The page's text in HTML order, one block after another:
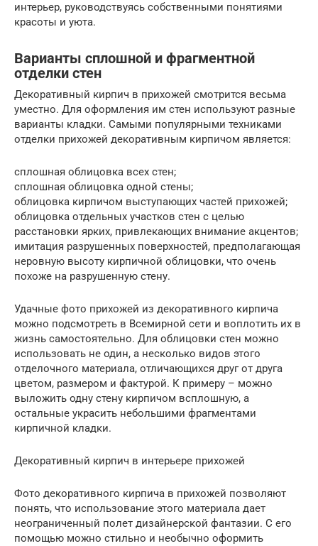
интерьер, руководствуясь собственными понятиями
красоты и уюта.
Варианты сплошной и фрагментной
отделки стен
Декоративный кирпич в прихожей смотрится весьма
уместно. Для оформления им стен используют разные
варианты кладки. Самыми популярными техниками
отделки прихожей декоративным кирпичом является:
сплошная облицовка всех стен;
сплошная облицовка одной стены;
облицовка кирпичом выступающих частей прихожей;
облицовка отдельных участков стен с целью
расстановки ярких, привлекающих внимание акцентов;
имитация разрушенных поверхностей, предполагающая
неровную высоту кирпичной облицовки, что очень
похоже на разрушенную стену.
Удачные фото прихожей из декоративного кирпича
можно подсмотреть в Всемирной сети и воплотить их в
жизнь самостоятельно. Для облицовки стен можно
использовать не один, а несколько видов этого
отделочного материала, отличающихся друг от друга
цветом, размером и фактурой. К примеру – можно
выложить одну стену кирпичом всплошную, а
остальные украсить небольшими фрагментами
кирпичной кладки.
Декоративный кирпич в интерьере прихожей
Фото декоративного кирпича в прихожей позволяют
понять, что использование этого материала дает
неограниченный полет дизайнерской фантазии. С его
помощью можно стильно и необычно оформить